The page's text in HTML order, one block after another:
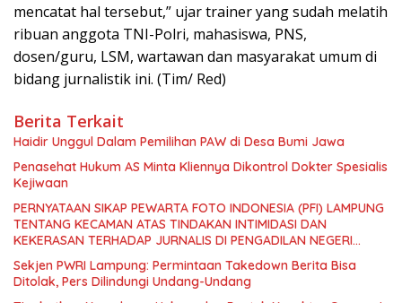
mencatat hal tersebut,” ujar trainer yang sudah melatih
ribuan anggota TNI-Polri, mahasiswa, PNS,
dosen/guru, LSM, wartawan dan masyarakat umum di
bidang jurnalistik ini. (Tim/ Red)
Berita Terkait
Haidir Unggul Dalam Pemilihan PAW di Desa Bumi Jawa
Penasehat Hukum AS Minta Kliennya Dikontrol Dokter Spesialis
Kejiwaan
PERNYATAAN SIKAP PEWARTA FOTO INDONESIA (PFI) LAMPUNG
TENTANG KECAMAN ATAS TINDAKAN INTIMIDASI DAN
KEKERASAN TERHADAP JURNALIS DI PENGADILAN NEGERI
TANJUNG KARANG.
Sekjen PWRI Lampung: Permintaan Takedown Berita Bisa
Ditolak, Pers Dilindungi Undang-Undang